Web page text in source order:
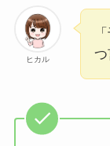
孤
ヒカル
つ